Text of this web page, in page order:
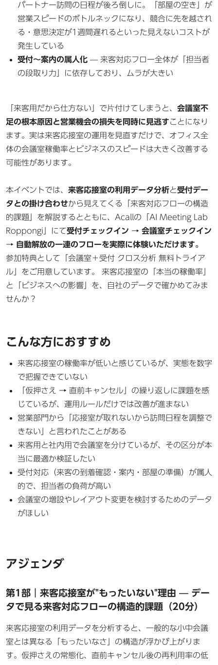
パートナー訪問の日程が後ろ倒しに。「部屋の空き」が
営業スピードのボトルネックになり、競合に先を越され
る・意思決定が1週間遅れるといった見えないコストが
発生している
受付〜案内の属人化 — 来客対応フロー全体が「担当者
の段取り力」に依存しており、ムラが大きい
「来客用だから仕方ない」で片付けてしまうと、 会議室不
足の根本原因と営業機会の損失を同時に見逃すことになり
ます。実は来客応接室の運用を見直すだけで、オフィス全
体の会議室稼働率とビジネスのスピードは大きく改善する
可能性があります。
本イベントでは、 来客応接室の利用データ分析と受付デー
タとの掛け合わせから見えてくる「来客対応フローの構造
的課題」を解説するとともに、Acallの「AI Meeting Lab
Roppongi」にて受付チェックイン → 会議室チェックイン
→ 自動解放の一連のフローを実際に体験いただけます。
参加特典として「会議室＋受付 クロス分析 無料トライア
ル」をご用意しています。 来客応接室の「本当の稼働率」
と「ビジネスへの影響」を、自社のデータで確かめてみま
せんか？
こんな方におすすめ
来客応接室の稼働率が低いと感じているが、実態を数字
で把握できていない
「仮押さえ → 直前キャンセル」の繰り返しに課題を感
じているが、運用ルールだけでは改善が進まない
営業部門から「応接室が取れないから訪問日程を調整で
きない」と言われたことがある
来客用と社内用で会議室を分けているが、その区分が本
当に最適か検証したい
受付対応（来客の到着確認・案内・部屋の準備）が属人
的で、担当者の負荷が高い
会議室の増設やレイアウト変更を検討するためのデータ
がほしい
アジェンダ
第1部｜来客応接室が"もったいない"理由 — デー
タで見る来客対応フローの構造的課題（20分）
来客応接室の利用データを分析すると、一般的な小中会議
室とは異なる「もったいなさ」の構造が浮かび上がりま
す。仮押さえの常態化、直前キャンセル後の再利用率の低